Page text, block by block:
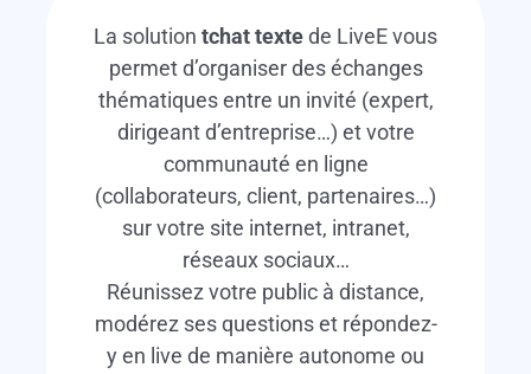
La solution tchat textede LiveE vous
permet d’organiser des échanges
thématiques entre un invité (expert,
dirigeant d’entreprise…) et votre
communauté en ligne
(collaborateurs, client, partenaires…)
sur votre site internet, intranet,
réseaux sociaux…
Réunissez votre public à distance,
modérez ses questions et répondez-
y en live de manière autonome ou